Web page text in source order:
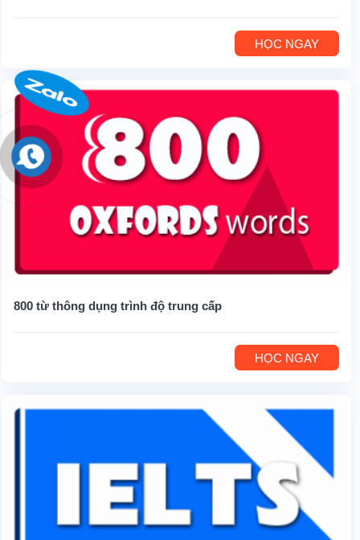
HỌC NGAY
800 từ thông dụng trình độ trung cấp
HỌC NGAY